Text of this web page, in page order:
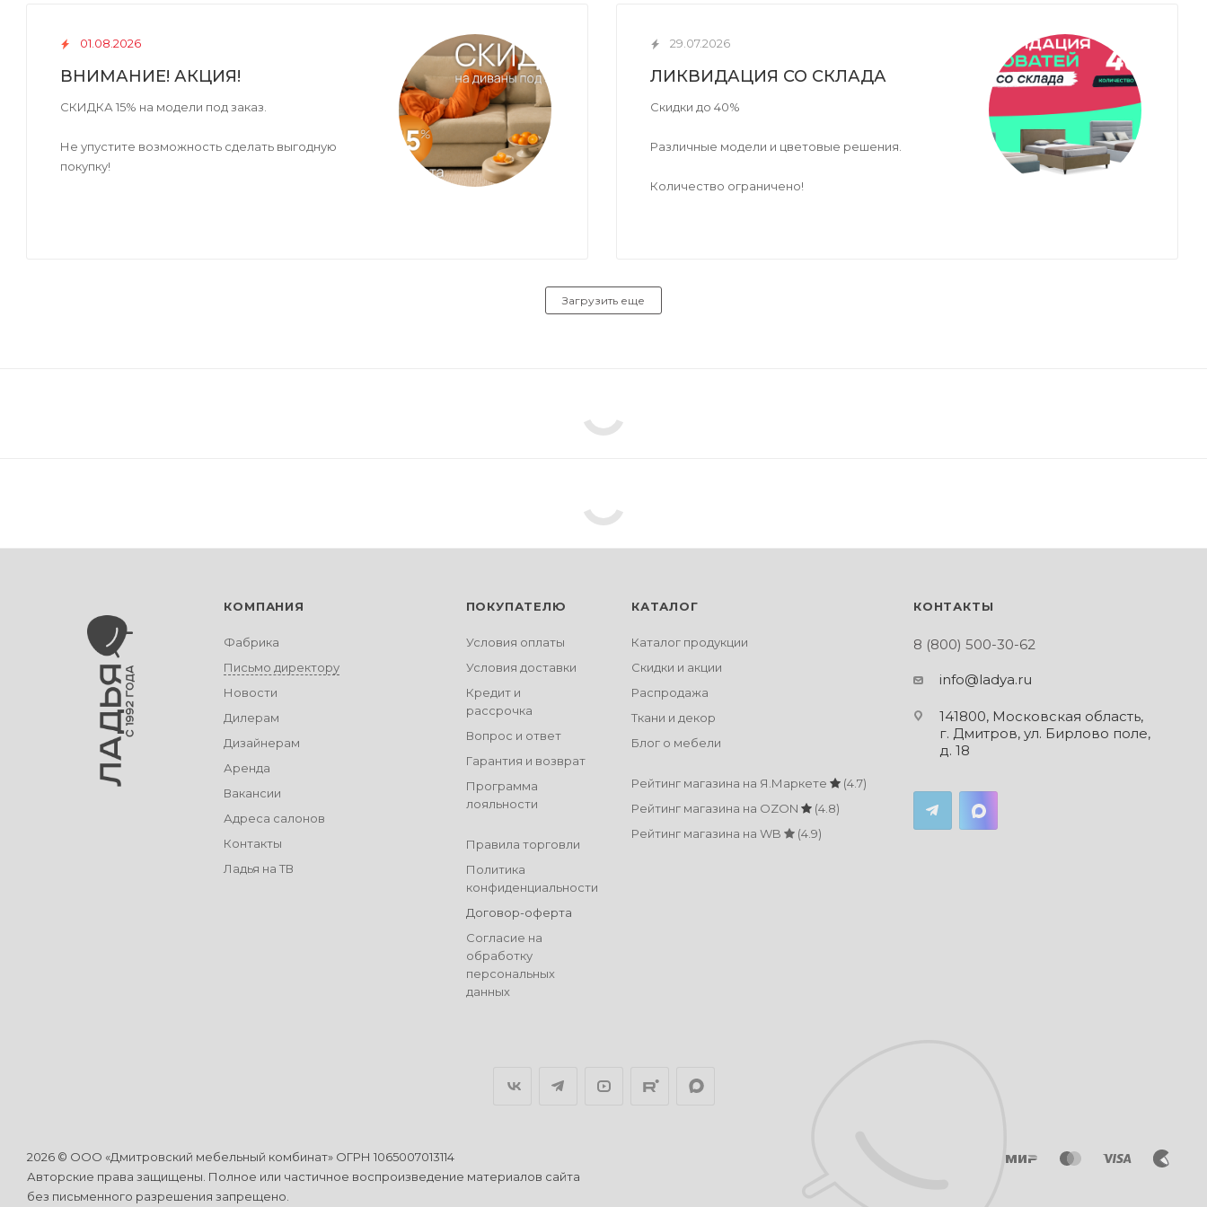
01.08.2026
ВНИМАНИЕ! АКЦИЯ!
СКИДКА 15% на модели под заказ.
Не упустите возможность сделать выгодную
покупку!
29.07.2026
ЛИКВИДАЦИЯ СО СКЛАДА
Скидки до 40%
Различные модели и цветовые решения.
Количество ограничено!
Загрузить еще
КОМПАНИЯ
Фабрика
Письмо директору
Новости
Дилерам
Дизайнерам
Аренда
Вакансии
Адреса салонов
Контакты
Ладья на ТВ
ПОКУПАТЕЛЮ
Условия оплаты
Условия доставки
Кредит и
рассрочка
Вопрос и ответ
Гарантия и возврат
Программа
лояльности
Правила торговли
Политика
конфиденциальности
Договор-оферта
Согласие на
обработку
персональных
данных
КАТАЛОГ
Каталог продукции
Скидки и акции
Распродажа
Ткани и декор
Блог о мебели
Рейтинг магазина на Я.Маркете
(4.7)
Рейтинг магазина на OZON
(4.8)
Рейтинг магазина на WB
(4.9)
КОНТАКТЫ
8 (800) 500-30-62
info@ladya.ru
141800, Московская область,
г. Дмитров, ул. Бирлово поле,
д. 18
2026 © ООО «Дмитровский мебельный комбинат» ОГРН 1065007013114
Авторские права защищены. Полное или частичное воспроизведение материалов сайта
без письменного разрешения запрещено.